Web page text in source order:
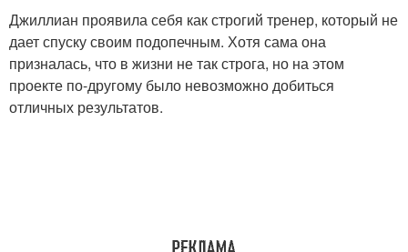
Джиллиан проявила себя как строгий тренер, который не
дает спуску своим подопечным. Хотя сама она
призналась, что в жизни не так строга, но на этом
проекте по-другому было невозможно добиться
отличных результатов.